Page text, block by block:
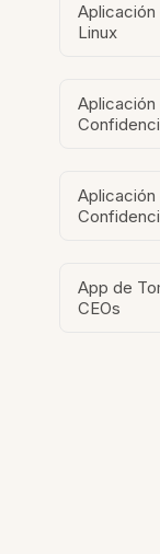
Linux
App de
CEOs